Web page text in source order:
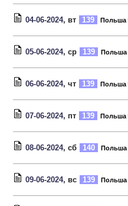
04-06-2024, вт 139 Польша
05-06-2024, ср 139 Польша
06-06-2024, чт 139 Польша
07-06-2024, пт 139 Польша
08-06-2024, сб 140 Польша
09-06-2024, вс 139 Польша